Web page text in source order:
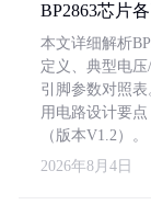
BP2863芯片
本文详细解析
定义、典型电
引脚参数对照
用电路设计要
（版本V1.2）。
2026年8月4日